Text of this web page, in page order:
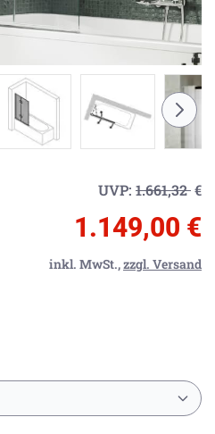
UVP: 1.661,32€
1.149,00 €
inkl. MwSt.,zzgl. Versand